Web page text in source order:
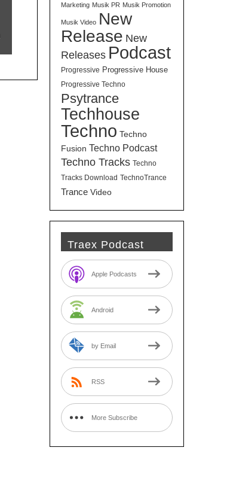
Marketing Musik PR Musik Promotion
Musik Video New
Release New
Releases Podcast
Progressive Progressive House
Progressive Techno
Psytrance
Techhouse
Techno Techno
Fusion Techno Podcast
Techno Tracks Techno
Tracks Download TechnoTrance
Trance Video
Traex Podcast
Apple Podcasts
Android
by Email
RSS
More Subscribe
Options